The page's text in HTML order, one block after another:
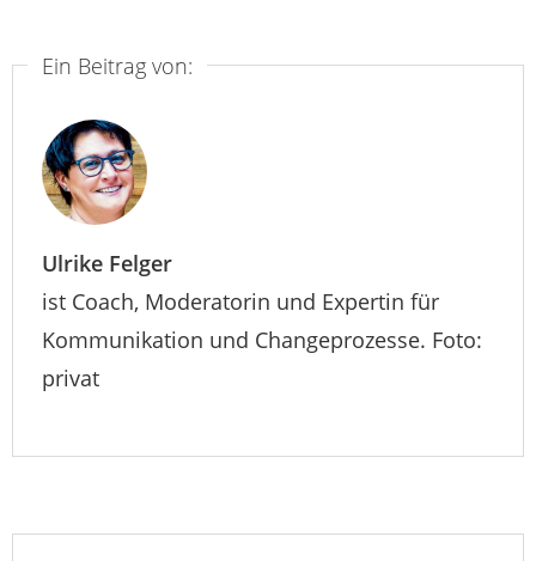
Ein Beitrag von:
Ulrike Felger
ist Coach, Moderatorin und Expertin für
Kommunikation und Changeprozesse. Foto:
privat